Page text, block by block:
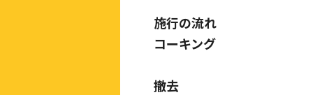
施行の流れ
コーキング
撤去